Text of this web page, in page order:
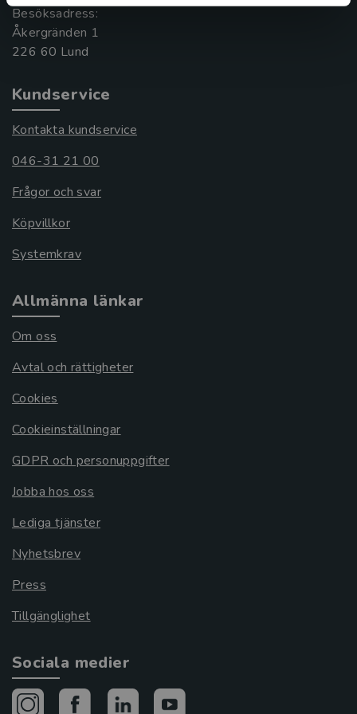
Besöksadress:
Åkergränden 1
Kundservice
Kontakta kundservice
046-31 21 00
Frågor och svar
Köpvillkor
Systemkrav
Allmänna länkar
Om oss
Avtal och rättigheter
Cookies
Cookieinställningar
GDPR och personuppgifter
Jobba hos oss
Lediga tjänster
Nyhetsbrev
Press
Tillgänglighet
Sociala medier